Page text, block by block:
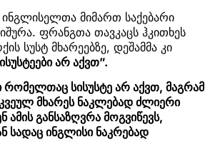
მიმართ საქებარი
ფრანგთა თავკაცს ჰკითხეს
სუსტ მხარეებზე, დეშამმა კი
არ აქვთ”.
რომელთაც სისუსტე არ აქვთ, მაგრამ
მხარეს ნაკლებად ძლიერი
ამის განსაზღვრა მოგვიწევს,
სადაც ინგლისი ნაკრებად